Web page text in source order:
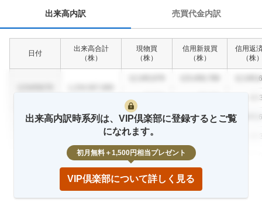
訳
出来高内訳 売買代金内訳
日付
出来高合計
（株）
現物買
（株）
信用新規買
（株）
信用返
（株
1,234,567,890
12,345,678 123,456,789
12.3
12,345,678 123,456,789
12.3 %
出来高内訳時系列は、VIP倶楽部に登録するとご覧
になれます。
初月無料＋1,500円相当プレゼント
VIP倶楽部について詳しく見る